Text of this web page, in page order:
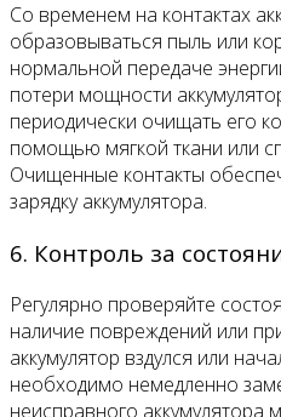
Со временем на контактах
образовываться пыль или
нормальной передаче
потери мощности
периодически очищать его
помощью мягкой ткани или
Очищенные контакты
зарядку аккумулятора.
6. Контроль за
Регулярно проверяйте
наличие повреждений или
аккумулятор вздулся или
необходимо немедленно
неисправного аккумулятора